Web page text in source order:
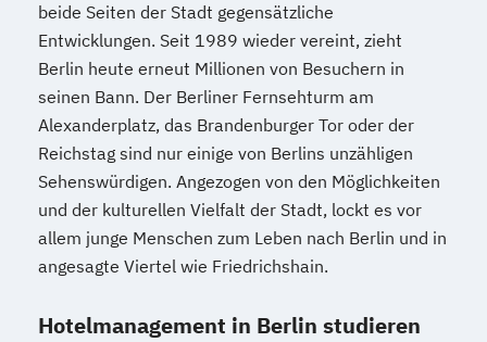
beide Seiten der Stadt gegensätzliche
Entwicklungen. Seit 1989 wieder vereint, zieht
Berlin heute erneut Millionen von Besuchern in
seinen Bann. Der Berliner Fernsehturm am
Alexanderplatz, das Brandenburger Tor oder der
Reichstag sind nur einige von Berlins unzähligen
Sehenswürdigen. Angezogen von den Möglichkeiten
und der kulturellen Vielfalt der Stadt, lockt es vor
allem junge Menschen zum Leben nach Berlin und in
angesagte Viertel wie Friedrichshain.
Hotelmanagement in Berlin studieren